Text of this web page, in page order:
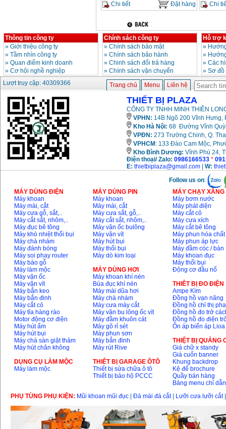
Chi tiết Đặt hàng Chi
Thông tin công ty
» Giới thiệu công ty
» Tầm nhìn công ty
» Quan điểm kinh doanh
» Cơ hội nghề nghiệp
Chính sách công ty
» Chính sách bảo mật
» Chính sách bảo hành
» Chinh sách đổi trả hàng
» Chính sách vận chuyển
Hỗ trợ
»
»
» Các
» Sơ
Lượt truy cập: 40309366
Trang chủ Menu Liên hệ
THIẾT BỊ PLAZA
CÔNG TY TNHH MINH THIÊN
VPHN: 14B Ngõ 200 Vĩnh Hưng,
Kho Hà Nội: 68 Đường Vĩnh
VPĐN: 273 Trường Chinh, Q.
VPHCM : 133 Đào Cam Mộc,
Kho Bình Dương: Vĩnh Phú 24,
Điện thoại/ Zalo: 0986166533 *
E: thietbiplaza@gmail.com W:
Follow us on:
MÁY DÙNG ĐIỆN
Máy khoan
Máy mài, cắt
Máy cưa gỗ, sắt,..
Máy cắt sắt, nhôm,..
Máy đục bê tông
Máy khò nhiệt thổi bụi
Máy chà nhám
Máy đánh bóng
Máy soi phay router
Máy bào gỗ
Máy làm mộc
Máy vặn ốc
Máy vặn vít
Máy bắn keo
Máy bắn đinh
Máy cắt cỏ
Máy tỉa hàng rào
Motor động cơ điện
Máy hút ẩm
Máy hút bụi
Máy chà sàn giặt thảm
Máy hút chân không
DỤNG CỤ LÀM MỘC
Máy làm mộc
MÁY DÙNG PIN
Máy khoan
Máy mài, cắt
Máy cưa sắt, gỗ,..
Máy cắt sắt, nhôm,..
Máy vặn ốc bulông
Máy vặn vít
Máy hút bụi
Máy thổi bụi
Máy dò kim loại
MÁY DÙNG HƠI
Máy khoan khí nén
Búa đục khí nén
Máy mài dũa hơi
Máy chà nhám
Máy cưa máy cắt
Máy vặn bu lông ốc vít
Máy đầm khuôn cát
Máy gõ rỉ sét
Máy phun sơn
Máy bắn đinh
Máy rút Rive
THIÊT BỊ GARAGE ÔTÔ
Thiết bị sửa chữa ô tô
Thiết bị bảo hộ PCCC
MÁY CHẠY
Máy bơm nước
Máy phát điện
Máy cắt cỏ
Máy cưa xích
Máy cắt bê tông
Máy phun hóa chất
Máy phun áp lực
Máy đầm cóc / bàn
Máy khoan đục
Máy thổi bụi
Động cơ đầu nổ
THIÊT BỊ ĐO ĐIỆN
Ampe Kìm
Đồng hồ vạn năng
Đồng hồ chỉ thị pha
Đồng hồ đo trở
Đồng hồ đo điện
Ổn áp biến áp Lioa
THIỆT BỊ QUẢNG
Giá chữ x standy
Giá cuốn banner
Khung backdrop
Kệ để brochure
Quầy bán hàng
Bảng menu chỉ dẫn
PHỤ TÙNG PHỤ KIỆN: Mũi khoan mũi đục Đá mài đá cắt| Lưỡi cưa lưỡi cắt